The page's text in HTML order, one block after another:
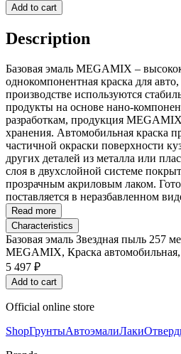
Add to cart
Description
Базовая эмаль MEGAMIX –
однокомпонентная краска для
производстве используются
продукты на основе нано-
разработкам, продукция
хранения. Автомобильная краска
частичной окраски поверхности
других деталей из металла или
слоя в двухслойной системе
прозрачным акриловым лаком.
поставляется в неразбавленном
Read more
Characteristics
Базовая эмаль Звездная пыль 257
MEGAMIX, Краска автомобильная,
5 497 ₽
Add to cart
Official online store
ShopГрунтыАвтоэмалиЛаки